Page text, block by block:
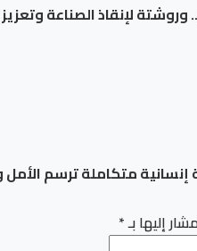
وروشتة لإنقاذ الصناعة
متكاملة ترسم الأمل
إليها بـ*